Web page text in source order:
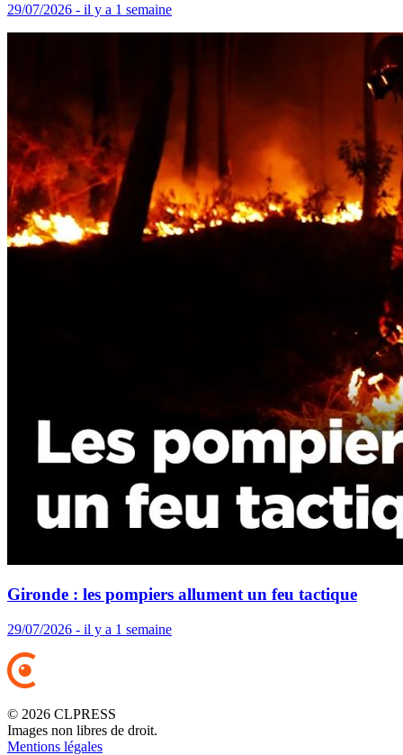
29/07/2026 - il y a 1 semaine
Gironde : les pompiers allument un feu tactique
29/07/2026 - il y a 1 semaine
© 2026 CLPRESS
Images non libres de droit.
Mentions légales